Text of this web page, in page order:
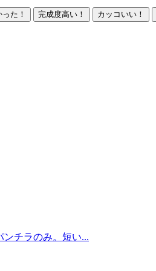
た！ 完成度高い！ カッコいい！
チラのみ。短い...